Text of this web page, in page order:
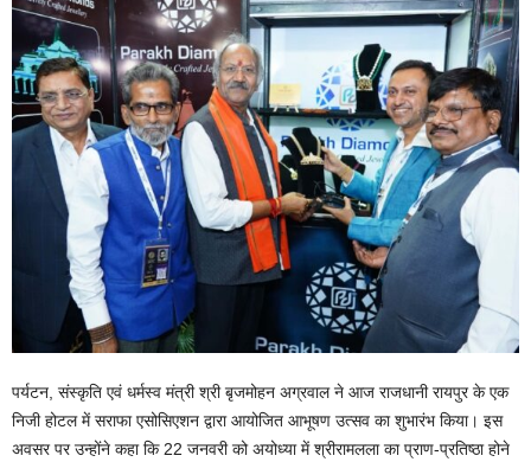
पर्यटन, संस्कृति एवं धर्मस्व मंत्री श्री बृजमोहन अग्रवाल ने आज राजधानी रायपुर के एक
निजी होटल में सराफा एसोसिएशन द्वारा आयोजित आभूषण उत्सव का शुभारंभ किया। इस
अवसर पर उन्होंने कहा कि 22 जनवरी को अयोध्या में श्रीरामलला का प्राण-प्रतिष्ठा होने